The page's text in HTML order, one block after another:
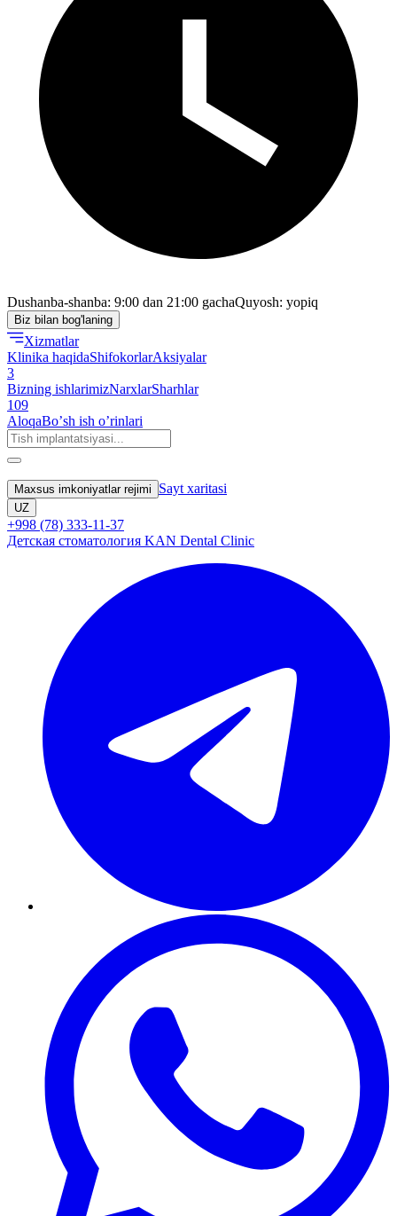
Dushanba-shanba: 9:00 dan 21:00 gachaQuyosh: yopiq
Biz bilan bog'laning
Xizmatlar
Klinika haqidaShifokorlarAksiyalar
3
Bizning ishlarimizNarxlarSharhlar
109
AloqaBoʼsh ish oʼrinlari
Maxsus imkoniyatlar rejimi Sayt xaritasi
UZ
+998 (78) 333-11-37
Детская стоматология KAN Dental Clinic